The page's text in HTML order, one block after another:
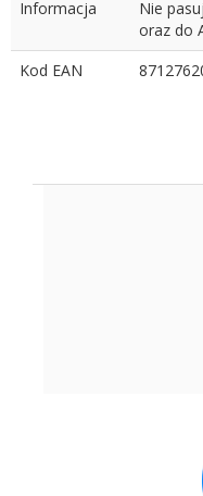
Informacja
Nie
oraz do
Kod EAN